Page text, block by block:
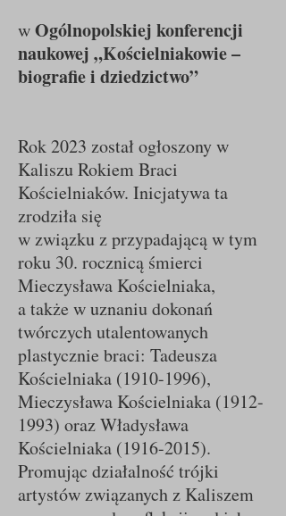
wOgólnopolskiej konferencji
naukowej „Kościelniakowie –
biografie i dziedzictwo”
Rok 2023 został ogłoszony w
Kaliszu Rokiem Braci
Kościelniaków. Inicjatywa ta
zrodziła się
w związku z przypadającą w tym
roku 30. rocznicą śmierci
Mieczysława Kościelniaka,
a także w uznaniu dokonań
twórczych utalentowanych
plastycznie braci: Tadeusza
Kościelniaka (1910-1996),
Mieczysława Kościelniaka (1912-
1993) oraz Władysława
Kościelniaka (1916-2015).
Promując działalność trójki
artystów związanych z Kaliszem